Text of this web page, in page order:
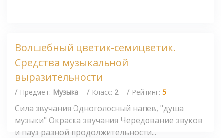
Волшебный цветик-семицветик.
Средства музыкальной
выразительности
/ Предмет: Музыка / Класс: 2 / Рейтинг: 5
Сила звучания Одноголосный напев, "душа
музыки" Окраска звучания Чередование звуков
и пауз разной продолжительности...